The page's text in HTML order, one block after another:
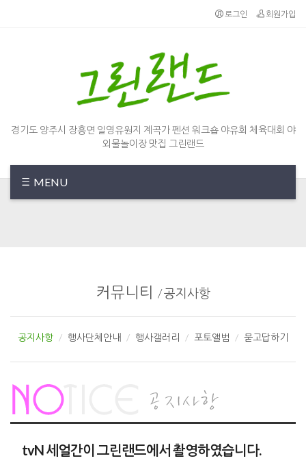
로그인 회원가입
경기도 양주시 장흥면 일영유원지 계곡가 펜션 워크숍 야유회 체육대회 야
외물놀이장 맛집 그린랜드
MENU
커뮤니티 /공지사항
공지사항 행사단체안내 행사갤러리 포토앨범 묻고답하기
tvN 세얼간이 그린랜드에서 촬영하였습니다.